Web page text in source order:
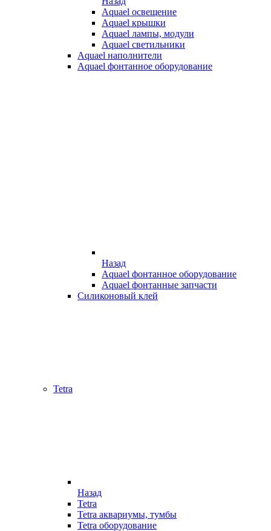
Aquael освещение
Aquael крышки
Aquael лампы, модули
Aquael светильники
Aquael наполнители
Aquael фонтанное оборудование
Назад
Aquael фонтанное оборудование
Aquael фонтанные запчасти
Силиконовый клей
Tetra
Назад
Tetra
Tetra аквариумы, тумбы
Tetra оборудование